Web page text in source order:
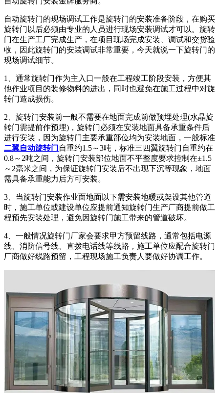
自动旋转门的现场调试工作是旋转门的安装准备阶段，在购买
旋转门以后必须由专业的人员进行现场安装调试才可以。旋转
门在生产工厂完成生产，在项目现场完成安装、调试和交货验
收，因此旋转门的安装调试非常重要，今天就说一下旋转门的
现场调试细节。
1、通常旋转门作为主入口一般在工程竣工阶段安装，方便其
他作业项目的装修物料的进出，同时也避免在施工过程中对旋
转门造成损伤。
2、旋转门安装前一般不需要在地面完成前做预埋处理(水晶旋
转门需提前作预埋)，旋转门必须在安装地面具备承重条件后
进行安装，因为旋转门主要承重部位均为安装地面，一般标准
二翼自动旋转门 自重约1.5～3吨，标准三四翼旋转门自重约在
0.8～2吨之间，旋转门安装部位地面不平整度要求控制在±1.5
～2毫米之间，为保证旋转门安装后不出现下沉等现象，地面
需具备承重能力后方可安装。
3、当旋转门安装作业面地面以下需安装地暖或架设其他管道
时，施工单位或建设单位应提前通知旋转门生产厂商提前做工
程预先安装处理，避免因旋转门施工带来的管道破坏。
4、一般情况旋转门厂家会要求甲方预留线路，通常包括电源
线、消防信号线、直拨电话线等线路，施工单位应配合旋转门
厂商做好线路预留，工程现场施工负责人要做好协调工作。